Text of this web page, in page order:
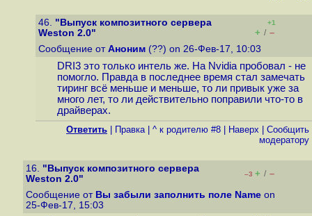
46. "Выпуск композитного сервера
Weston 2.0"
+1
+ / –
Сообщение от Аноним (??) on 26-Фев-17, 10:03
DRI3 это только интель же. На Nvidia пробовал - не
помогло. Правда в последнее время стал замечать
тиринг всё меньше и меньше, то ли привык уже за
много лет, то ли действительно поправили что-то в
драйверах.
Ответить Правка| ^ к родителю #8 Наверх
Cообщить
модератору
16. "Выпуск композитного сервера
Weston 2.0"
–3 + / –
Сообщение от Вы забыли заполнить поле Name on
25-Фев-17, 15:03